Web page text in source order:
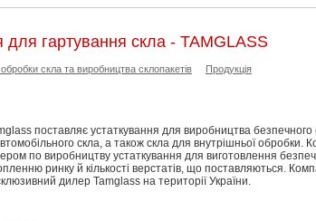
гартування скла - TAMGLASS
скла та виробництва склопакетів Продукція
поставляє устаткування для виробництва безпечного
скла, а також скла для внутрішньої обробки.
по виробництву устаткування для виготовлення
ринку й кількості верстатів, що поставляються.
дилер Tamglass на території України.